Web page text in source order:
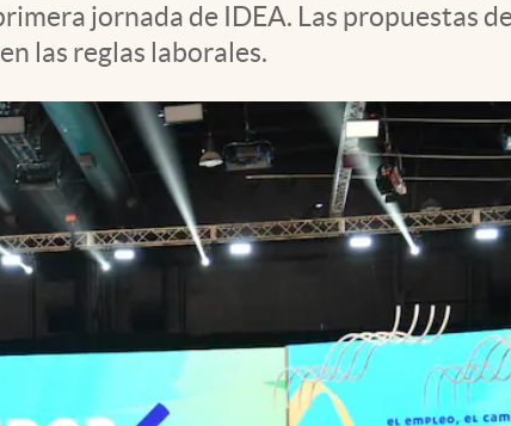
jornada de IDEA. Las propuestas
las reglas laborales.